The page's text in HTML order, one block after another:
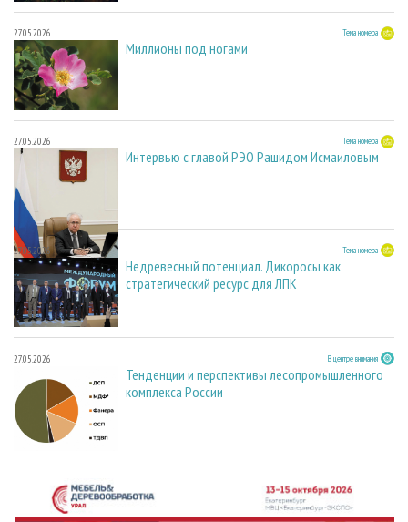
27.05.2026 Тема номера
Миллионы под ногами
27.05.2026 Тема номера
Интервью с главой РЭО Рашидом Исмаиловым
27.05.2026 Тема номера
Недревесный потенциал. Дикоросы как
стратегический ресурс для ЛПК
27.05.2026 В центре внимания
Тенденции и перспективы лесопромышленного
комплекса России